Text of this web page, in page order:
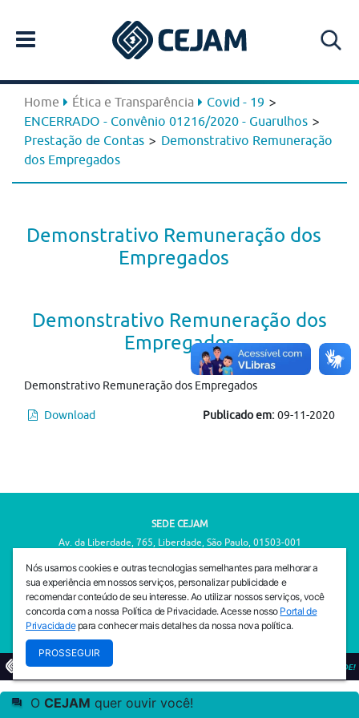
Home Ética e Transparência Covid - 19 >
ENCERRADO - Convênio 01216/2020 - Guarulhos >
Prestação de Contas > Demonstrativo Remuneração
dos Empregados
Demonstrativo Remuneração dos
Empregados
Demonstrativo Remuneração dos
Empregados
Demonstrativo Remuneração dos Empregados
Download Publicado em:09-11-2020
SEDE CEJAM
Av. da Liberdade, 765, Liberdade, São Paulo, 01503-001
INSTITUTO CEJAM
Av. da Liberdade, 765, Liberdade, São Paulo, 01503-001
(11) 3469 - 1818
© 2026 PREVENIR É VIVER COM QUALIDADE!
Nós usamos cookies e outras tecnologias semelhantes para melhorar a
sua experiência em nossos serviços, personalizar publicidade e
recomendar conteúdo de seu interesse. Ao utilizar nossos serviços, você
concorda com a nossa Política de Privacidade. Acesse nosso Portal de
Privacidadepara conhecer mais detalhes da nossa nova política.
PROSSEGUIR
O CEJAM quer ouvir você!